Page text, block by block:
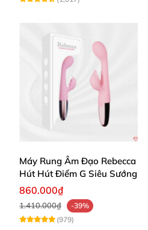
Máy Rung Âm Đạo Rebecca
Hút Hút Điểm G Siêu Sướng
860.000₫
1.410.000₫
-39%
(979)